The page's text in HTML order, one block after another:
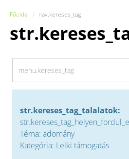
Főoldal nav.kereses_tag
str.kereses_tag_talalatok:
Téma: adomány
Kategória: Lelki támogatás